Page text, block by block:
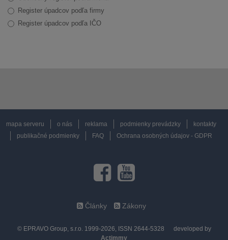
Register úpadcov podľa firmy
Register úpadcov podľa IČO
mapa serveru o nás reklama podmienky prevádzky
kontakty
publikačné podmienky
FAQ Ochrana osobných údajov - GDPR
Články Zákony
© EPRAVO Group, s.r.o. 1999-2026, ISSN 2644-5328
developed by
Actimmy